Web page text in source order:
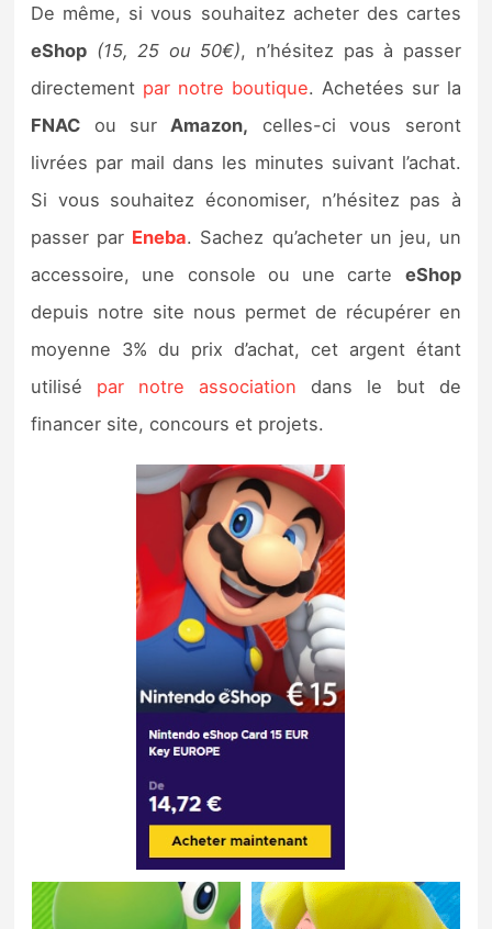
De même, si vous souhaitez acheter des cartes
eShop (15, 25 ou 50€), n’hésitez pas à passer
directement par notre boutique. Achetées sur la
FNAC ou sur Amazon, celles-ci vous seront
livrées par mail dans les minutes suivant l’achat.
Si vous souhaitez économiser, n’hésitez pas à
passer par Eneba. Sachez qu’acheter un jeu, un
accessoire, une console ou une carte eShop
depuis notre site nous permet de récupérer en
moyenne 3% du prix d’achat, cet argent étant
utilisé par notre association dans le but de
financer site, concours et projets.